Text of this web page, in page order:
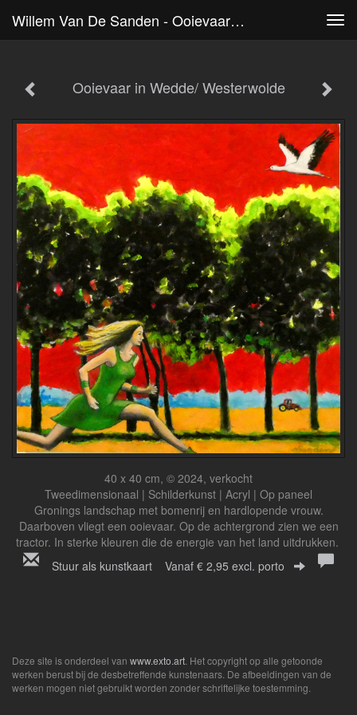
Willem Van De Sanden - Ooievaar In Wedde/ Westerwolde
Ooievaar in Wedde/ Westerwolde
40 x 40 cm, © 2024, verkocht
Tweedimensionaal | Schilderkunst | Acryl | Op paneel
Gronings landschap met bomenrij en hardlopende vrouw.
Daarboven vliegt een ooievaar. Op de achtergrond zien we een
tractor. In sterke kleuren die de energie van het land uitdrukken.
Stuur als kunstkaart Vanaf € 2,95 excl. porto
Deze site is onderdeel van www.exto.art . Het copyright op alle getoonde
werken berust bij de desbetreffende kunstenaars. De afbeeldingen van de
werken mogen niet gebruikt worden zonder schriftelijke toestemming.